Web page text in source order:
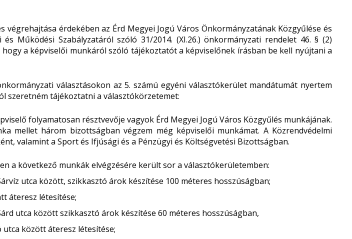
végrehajtása érdekében az Érd Megyei Jogú Város Önkormányzatának Közgyűlése és
és Működési Szabályzatáról szóló 31/2014. (XI.26.) önkormányzati rendelet 46. § (2)
hogy a képviselői munkáról szóló tájékoztatót a képviselőnek írásban be kell nyújtani a
választásokon az 5. számú egyéni választókerület mandátumát nyertem
szeretném tájékoztatni a választókörzetemet:
folyamatosan résztvevője vagyok Érd Megyei Jogú Város Közgyűlés munkájának.
mellet három bizottságban végzem még képviselői munkámat. A Közrendvédelmi
valamint a Sport és Ifjúsági és a Pénzügyi és Költségvetési Bizottságban.
a következő munkák elvégzésére került sor a választókerületemben:
utca között, szikkasztó árok készítése 100 méteres hosszúságban;
áteresz létesítése;
utca között szikkasztó árok készítése 60 méteres hosszúságban,
utca között áteresz létesítése;